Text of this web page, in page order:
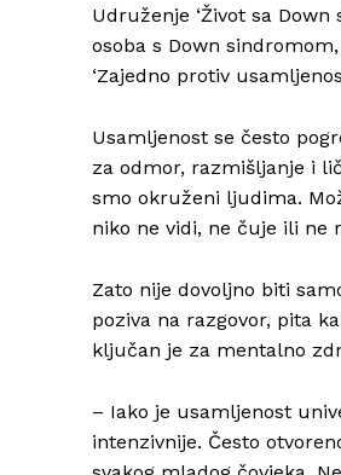
Udruženje ‘Život sa
osoba s Down
‘Zajedno protiv
Usamljenost se često
za odmor, razmišljanje i
smo okruženi ljudima.
niko ne vidi, ne čuje ili ne
Zato nije dovoljno biti
poziva na razgovor, pita
ključan je za mentalno
– Iako je usamljenost
intenzivnije. Često